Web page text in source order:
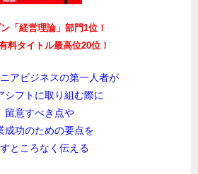
「経営理論」部門1位！
料タイトル最高位20位！
アビジネスの第一人者が
シフトに取り組む際に
留意すべき点や
成功のための要点を
ところなく伝える